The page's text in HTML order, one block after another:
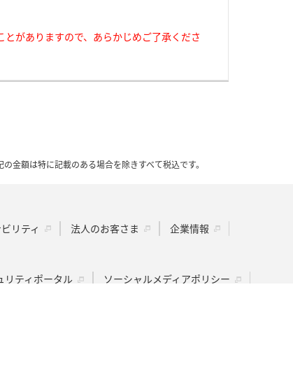
がありますので、あらかじめご了承くださ
の金額は特に記載のある場合を除きすべて税込です。
リティ 法人のお客さま
企業情報
リティポータル
ソーシャルメディアポリシー